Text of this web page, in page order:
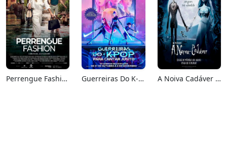
Perrengue Fashion Guerreiras Do K-Pop: Para Cantar Junto A Noiva Cadáver (Relançamento)